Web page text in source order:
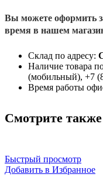
Вы можете оформить
время в нашем
Склад по адресу:
Наличие товара
(мобильный), +7
Время работы
Смотрите также
Быстрый просмотр
Добавить в Избранное